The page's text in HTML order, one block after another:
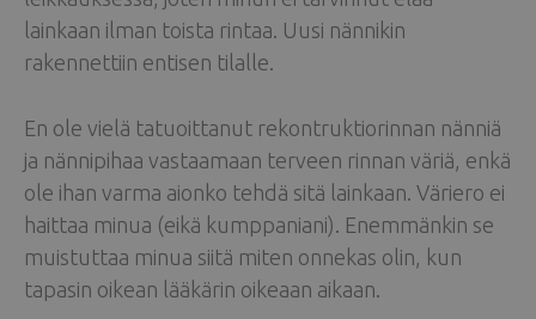
lainkaan ilman toista rintaa. Uusi nännikin
rakennettiin entisen tilalle.
En ole vielä tatuoittanut rekontruktiorinnan nänniä
ja nännipihaa vastaamaan terveen rinnan väriä, enkä
ole ihan varma aionko tehdä sitä lainkaan. Väriero ei
haittaa minua (eikä kumppaniani). Enemmänkin se
muistuttaa minua siitä miten onnekas olin, kun
tapasin oikean lääkärin oikeaan aikaan.